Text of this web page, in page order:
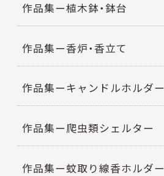
作品集ー植木鉢・鉢台
作品集ー香炉・香立て
作品集ーキャンドルホルダー
作品集ー爬虫類シェルター
作品集ー蚊取り線香ホルダー